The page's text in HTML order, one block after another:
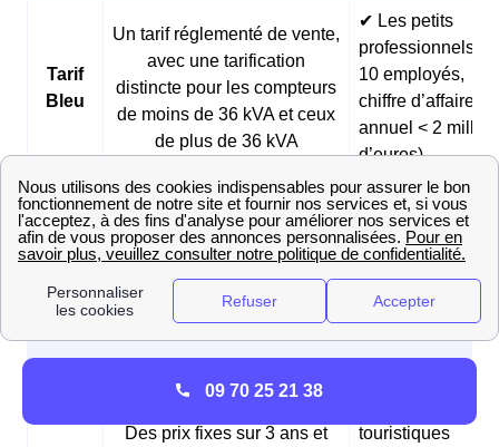
Tarif
Bleu
Un tarif réglementé de vente,
avec une tarification
distincte pour les compteurs
de moins de 36 kVA et ceux
de plus de 36 kVA
✔ Les petits
professionnels (<
10 employés,
chiffre d’affaires
annuel < 2
d’euros)
Offre
Des prix fixes sur 3 ans et
des tarifs réduits pendant les
heures creuses du matin
✔ Les
et les pâtisseries
✔ Les fermes
✔ Les
professionnels
Des prix fixes sur 3 ans et
touristiques
09 70 25 21 38